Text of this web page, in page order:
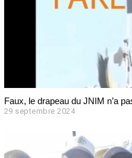
Faux, le drapeau du JNIM n’a
29 septembre 2024
n
o